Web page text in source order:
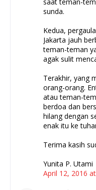
sunda.
Kedua,
Jakarta jauh
teman-teman
agak sulit
Terakhir, yang
orang-orang.
atau teman-
berdoa dan
hilang dengan
enak itu ke
Terima kasih
Yunita P. Utami
April 12, 2016